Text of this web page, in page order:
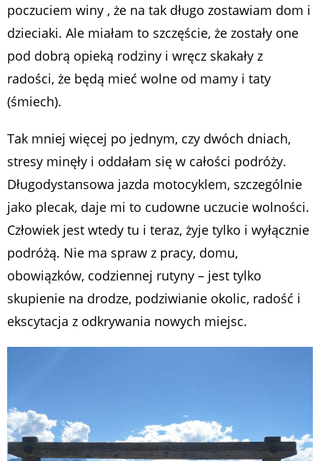
poczuciem winy , że na tak długo zostawiam dom i
dzieciaki. Ale miałam to szczęście, że zostały one
pod dobrą opieką rodziny i wręcz skakały z
radości, że będą mieć wolne od mamy i taty
(śmiech).
Tak mniej więcej po jednym, czy dwóch dniach,
stresy minęły i oddałam się w całości podróży.
Długodystansowa jazda motocyklem, szczególnie
jako plecak, daje mi to cudowne uczucie wolności.
Człowiek jest wtedy tu i teraz, żyje tylko i wyłącznie
podróżą. Nie ma spraw z pracy, domu,
obowiązków, codziennej rutyny – jest tylko
skupienie na drodze, podziwianie okolic, radość i
ekscytacja z odkrywania nowych miejsc.